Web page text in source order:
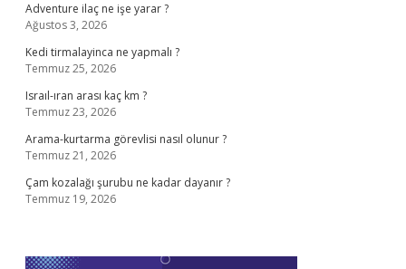
Adventure ilaç ne işe yarar ?
Ağustos 3, 2026
Kedi tirmalayinca ne yapmalı ?
Temmuz 25, 2026
Israıl-ıran arası kaç km ?
Temmuz 23, 2026
Arama-kurtarma görevlisi nasıl olunur ?
Temmuz 21, 2026
Çam kozalağı şurubu ne kadar dayanır ?
Temmuz 19, 2026